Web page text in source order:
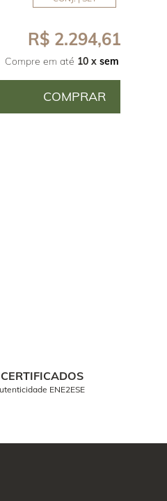
R$ 2.294,61
Compre em até 10 x sem juros
COMPRAR
ENE2ESE